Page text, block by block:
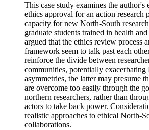
This case study examines the author's
ethics approval for an action research
capacity for new North-South
graduate students trained in health
argued that the ethics review process
framework seem to talk past each
reinforce the divide between
communities, potentially
asymmetries, the latter may presume
are overcome too easily through the
northern researchers, rather than
actors to take back power.
realistic approaches to ethical North-
collaborations.